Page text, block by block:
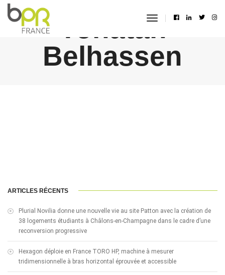
toggle
Yonatan
Belhassen
ARTICLES RÉCENTS
Plurial Novilia donne une nouvelle vie au site Patton avec la création de
38 logements étudiants à Châlons-en-Champagne dans le cadre d’une
reconversion progressive
Hexagon déploie en France TORO HP, machine à mesurer
tridimensionnelle à bras horizontal éprouvée et accessible